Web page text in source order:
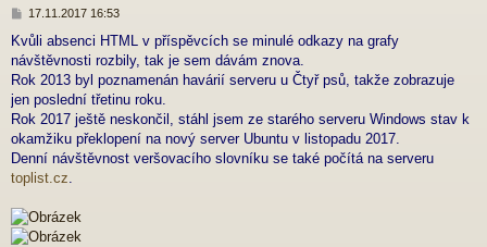
P
í
s
p
ě
v
e
k
17.11.2017 16:53
Kvůli absenci HTML v příspěvcích se minulé odkazy na grafy
návštěvnosti rozbily, tak je sem dávám znova.
Rok 2013 byl poznamenán havárií serveru u Čtyř psů, takže zobrazuje
jen poslední třetinu roku.
Rok 2017 ještě neskončil, stáhl jsem ze starého serveru Windows stav k
okamžiku překlopení na nový server Ubuntu v listopadu 2017.
Denní návštěvnost veršovacího slovníku se také počítá na serveru
toplist.cz